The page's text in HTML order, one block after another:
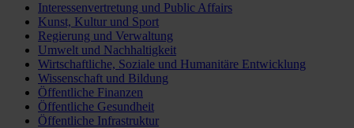
Interessenvertretung und Public Affairs
Kunst, Kultur und Sport
Regierung und Verwaltung
Umwelt und Nachhaltigkeit
Wirtschaftliche, Soziale und Humanitäre Entwicklung
Wissenschaft und Bildung
Öffentliche Finanzen
Öffentliche Gesundheit
Öffentliche Infrastruktur